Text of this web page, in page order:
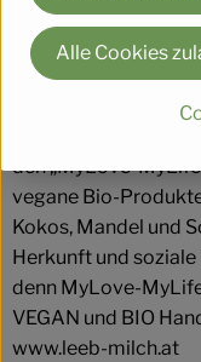
Leeb Biomilch
A 4552 Wartberg/
Kreativität, Liebe
den „MyLove-
vegane Bio-
Kokos, Mandel und
Herkunft und
denn MyLove-
VEGAN und BIO
www.leeb-milch.at
Alle Cookies